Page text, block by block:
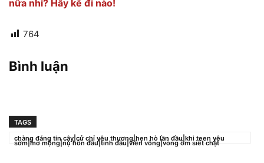
nữa nhỉ? Hãy kể đi nào!
764
Bình luận
TAGS
chàng đáng tin cậy|cử chỉ yêu thương|hẹn hò lần đầu|khi teen yêu
sớm|mơ mộng|nụ hôn đầu|tình đầu|viễn vông|vòng ôm siết chặt